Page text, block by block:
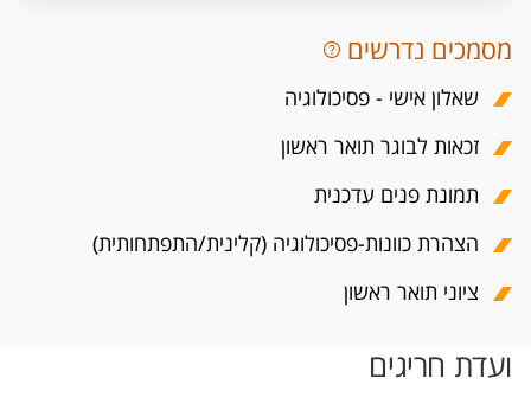
מסמכים נדרשים
שאלון אישי - פסיכולוגיה
זכאות לבוגר תואר ראשון
תמונת פנים עדכנית
הצהרת כוונות-פסיכולוגיה (קלינית/התפתחותית)
ציוני תואר ראשון
ועדת חריגים